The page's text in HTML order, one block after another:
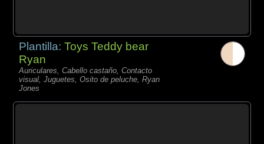
Plantilla:Toys Teddy bear
Ryan
Auriculares, Cabello castaño, Contacto
visual, Juguetes, Osito de peluche, Ryan
Jones